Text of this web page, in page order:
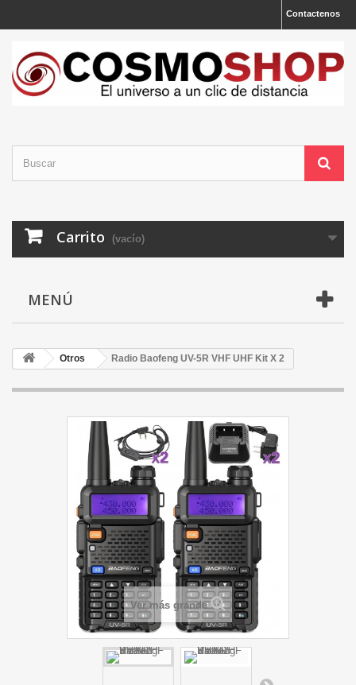
Contactenos
Carrito (vacío)
MENÚ
Otros Radio Baofeng UV-5R VHF UHF Kit X 2
Ver más grande